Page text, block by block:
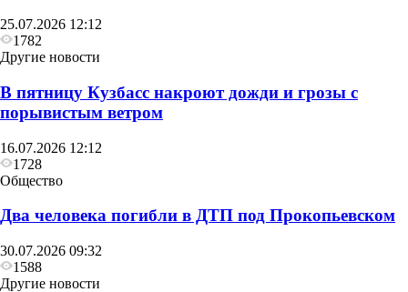
25.07.2026 12:12
1782
Другие новости
В пятницу Кузбасс накроют дожди и грозы с
порывистым ветром
16.07.2026 12:12
1728
Общество
Два человека погибли в ДТП под Прокопьевском
30.07.2026 09:32
1588
Другие новости